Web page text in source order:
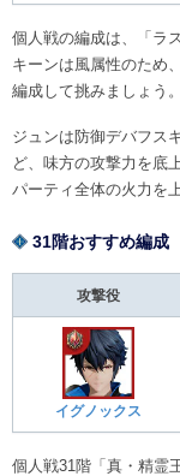
個人戦の編成は、「ラ
キーンは風属性のため
編成して挑みましょう。
ジュンは防御デバフス
ど、味方の攻撃力を底
パーティ全体の火力を
31階おすすめ編成
攻撃役
イグノックス
個人戦31階「真・精霊